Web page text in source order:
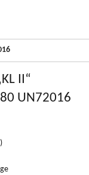
II“
UN72016